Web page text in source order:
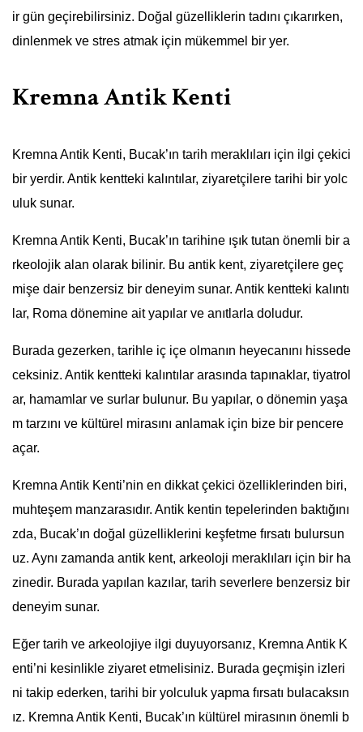
ir gün geçirebilirsiniz. Doğal güzelliklerin tadını çıkarırken,
dinlenmek ve stres atmak için mükemmel bir yer.
Kremna Antik Kenti
Kremna Antik Kenti, Bucak’ın tarih meraklıları için ilgi çekici
bir yerdir. Antik kentteki kalıntılar, ziyaretçilere tarihi bir yolc
uluk sunar.
Kremna Antik Kenti, Bucak’ın tarihine ışık tutan önemli bir a
rkeolojik alan olarak bilinir. Bu antik kent, ziyaretçilere geç
mişe dair benzersiz bir deneyim sunar. Antik kentteki kalıntı
lar, Roma dönemine ait yapılar ve anıtlarla doludur.
Burada gezerken, tarihle iç içe olmanın heyecanını hissede
ceksiniz. Antik kentteki kalıntılar arasında tapınaklar, tiyatrol
ar, hamamlar ve surlar bulunur. Bu yapılar, o dönemin yaşa
m tarzını ve kültürel mirasını anlamak için bize bir pencere
açar.
Kremna Antik Kenti’nin en dikkat çekici özelliklerinden biri,
muhteşem manzarasıdır. Antik kentin tepelerinden baktığını
zda, Bucak’ın doğal güzelliklerini keşfetme fırsatı bulursun
uz. Aynı zamanda antik kent, arkeoloji meraklıları için bir ha
zinedir. Burada yapılan kazılar, tarih severlere benzersiz bir
deneyim sunar.
Eğer tarih ve arkeolojiye ilgi duyuyorsanız, Kremna Antik K
enti’ni kesinlikle ziyaret etmelisiniz. Burada geçmişin izleri
ni takip ederken, tarihi bir yolculuk yapma fırsatı bulacaksın
ız. Kremna Antik Kenti, Bucak’ın kültürel mirasının önemli b